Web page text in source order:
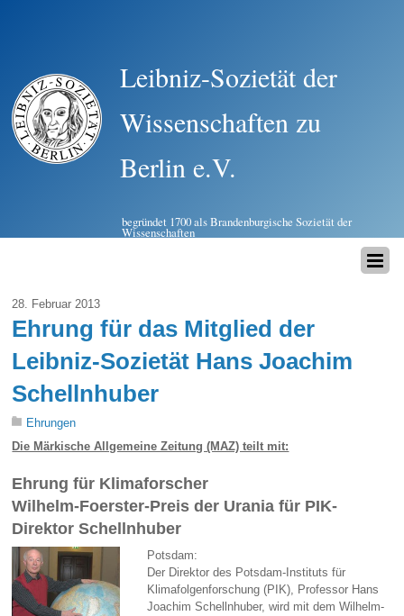
Leibniz-Sozietät der
Wissenschaften zu
Berlin e.V.
begründet 1700 als Brandenburgische Sozietät der
Wissenschaften
28. Februar 2013
Ehrung für das Mitglied der
Leibniz-Sozietät Hans Joachim
Schellnhuber
Ehrungen
Die Märkische Allgemeine Zeitung (MAZ) teilt mit:
Ehrung für Klimaforscher
Wilhelm-Foerster-Preis der Urania für PIK-
Direktor Schellnhuber
Potsdam:
Der Direktor des Potsdam-Instituts für
Klimafolgenforschung (PIK), Professor Hans
Joachim Schellnhuber, wird mit dem Wilhelm-